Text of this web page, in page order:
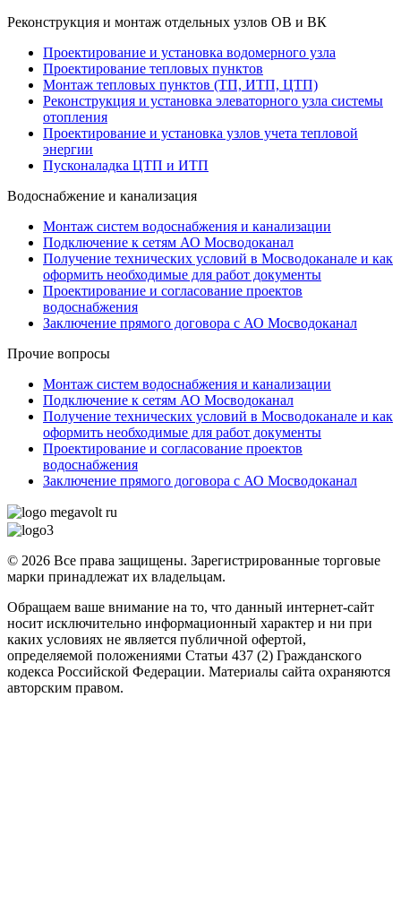
Реконструкция и монтаж отдельных узлов ОВ и ВК
Проектирование и установка водомерного узла
Проектирование тепловых пунктов
Монтаж тепловых пунктов (ТП, ИТП, ЦТП)
Реконструкция и установка элеваторного узла системы
отопления
Проектирование и установка узлов учета тепловой
энергии
Пусконаладка ЦТП и ИТП
Водоснабжение и канализация
Монтаж систем водоснабжения и канализации
Подключение к сетям АО Мосводоканал
Получение технических условий в Мосводоканале и как
оформить необходимые для работ документы
Проектирование и согласование проектов
водоснабжения
Заключение прямого договора с АО Мосводоканал
Прочие вопросы
Монтаж систем водоснабжения и канализации
Подключение к сетям АО Мосводоканал
Получение технических условий в Мосводоканале и как
оформить необходимые для работ документы
Проектирование и согласование проектов
водоснабжения
Заключение прямого договора с АО Мосводоканал
© 2026 Все права защищены. Зарегистрированные торговые
марки принадлежат их владельцам.
Обращаем ваше внимание на то, что данный интернет-сайт
носит исключительно информационный характер и ни при
каких условиях не является публичной офертой,
определяемой положениями Статьи 437 (2) Гражданского
кодекса Российской Федерации. Материалы сайта охраняются
авторским правом.